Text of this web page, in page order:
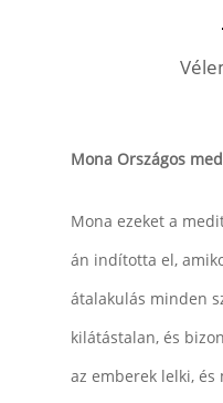
Mona Országos
Mona ezeket a
án indította el,
átalakulás minden
kilátástalan, és
az emberek lelki,